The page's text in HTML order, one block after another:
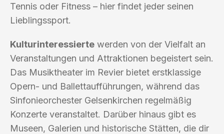
Tennis oder Fitness – hier findet jeder seinen
Lieblingssport.
Kulturinteressierte werden von der Vielfalt an
Veranstaltungen und Attraktionen begeistert sein.
Das Musiktheater im Revier bietet erstklassige
Opern- und Ballettaufführungen, während das
Sinfonieorchester Gelsenkirchen regelmäßig
Konzerte veranstaltet. Darüber hinaus gibt es
Museen, Galerien und historische Stätten, die dir